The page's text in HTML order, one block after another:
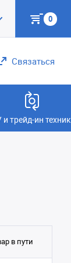
0
Связаться
трейд-ин
в пути